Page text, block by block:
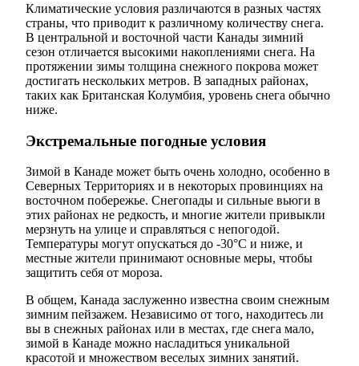
Климатические условия различаются в разных частях
страны, что приводит к различному количеству снега.
В центральной и восточной части Канады зимний
сезон отличается высокими накоплениями снега. На
протяжении зимы толщина снежного покрова может
достигать нескольких метров. В западных районах,
таких как Британская Колумбия, уровень снега обычно
ниже.
Экстремальные погодные условия
Зимой в Канаде может быть очень холодно, особенно в
Северных Территориях и в некоторых провинциях на
восточном побережье. Снегопады и сильные вьюги в
этих районах не редкость, и многие жители привыкли
мерзнуть на улице и справляться с непогодой.
Температуры могут опускаться до -30°C и ниже, и
местные жители принимают основные меры, чтобы
защитить себя от мороза.
В общем, Канада заслуженно известна своим снежным
зимним пейзажем. Независимо от того, находитесь ли
вы в снежных районах или в местах, где снега мало,
зимой в Канаде можно насладиться уникальной
красотой и множеством веселых зимних занятий.